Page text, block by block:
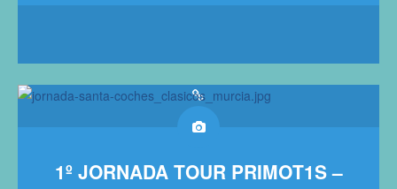
1º JORNADA TOUR PRIMOT1S –